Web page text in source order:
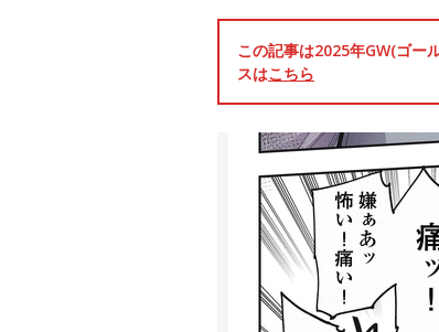
この記事は2025年GW(ゴー
スはこちら